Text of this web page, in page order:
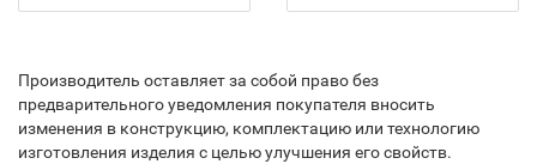
Производитель оставляет за собой право без
предварительного уведомления покупателя вносить
изменения в конструкцию, комплектацию или технологию
изготовления изделия с целью улучшения его свойств.